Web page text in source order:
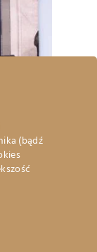
(bądź